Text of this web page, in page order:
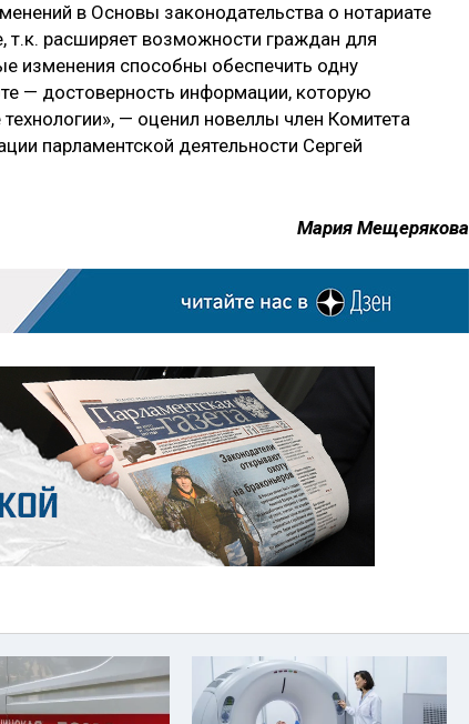
в Основы законодательства о нотариате
т.к. расширяет возможности граждан для
изменения способны обеспечить одну
— достоверность информации, которую
— оценил новеллы член Комитета
парламентской деятельности Сергей
Мария Мещерякова